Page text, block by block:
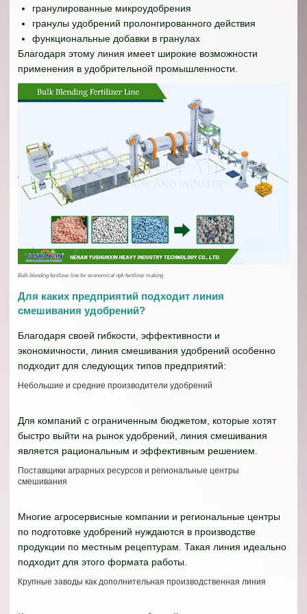
гранулированные микроудобрения
гранулы удобрений пролонгированного действия
функциональные добавки в гранулах
Благодаря этому линия имеет широкие возможности
применения в удобрительной промышленности.
Bulk blending fertilizer line for economical npk fertilizer making
Для каких предприятий подходит линия
смешивания удобрений?
Благодаря своей гибкости, эффективности и
экономичности, линия смешивания удобрений особенно
подходит для следующих типов предприятий:
Небольшие и средние производители удобрений
Для компаний с ограниченным бюджетом, которые хотят
быстро выйти на рынок удобрений, линия смешивания
является рациональным и эффективным решением.
Поставщики аграрных ресурсов и региональные центры
смешивания
Многие агросервисные компании и региональные центры
по подготовке удобрений нуждаются в производстве
продукции по местным рецептурам. Такая линия идеально
подходит для этого формата работы.
Крупные заводы как дополнительная производственная линия